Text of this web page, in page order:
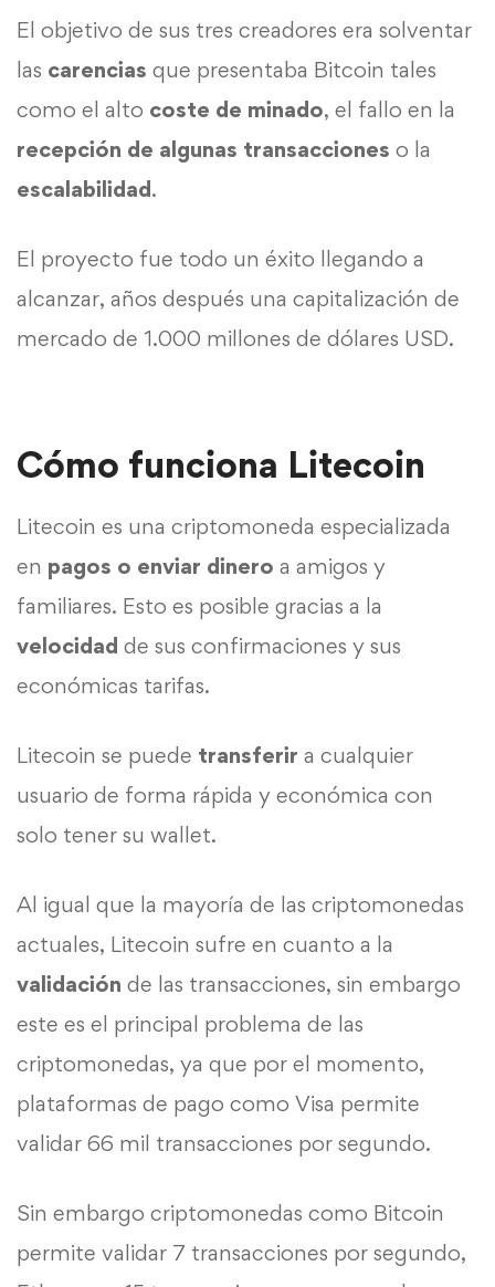
El objetivo de sus tres creadores era solventar
las carencias que presentaba Bitcoin tales
como el alto coste de minado, el fallo en la
recepción de algunas transacciones o la
escalabilidad.
El proyecto fue todo un éxito llegando a
alcanzar, años después una capitalización de
mercado de 1.000 millones de dólares USD.
Cómo funciona Litecoin
Litecoin es una criptomoneda especializada
en pagos o enviar dinero a amigos y
familiares. Esto es posible gracias a la
velocidad de sus confirmaciones y sus
económicas tarifas.
Litecoin se puede transferir a cualquier
usuario de forma rápida y económica con
solo tener su wallet.
Al igual que la mayoría de las criptomonedas
actuales, Litecoin sufre en cuanto a la
validación de las transacciones, sin embargo
este es el principal problema de las
criptomonedas, ya que por el momento,
plataformas de pago como Visa permite
validar 66 mil transacciones por segundo.
Sin embargo criptomonedas como Bitcoin
permite validar 7 transacciones por segundo,